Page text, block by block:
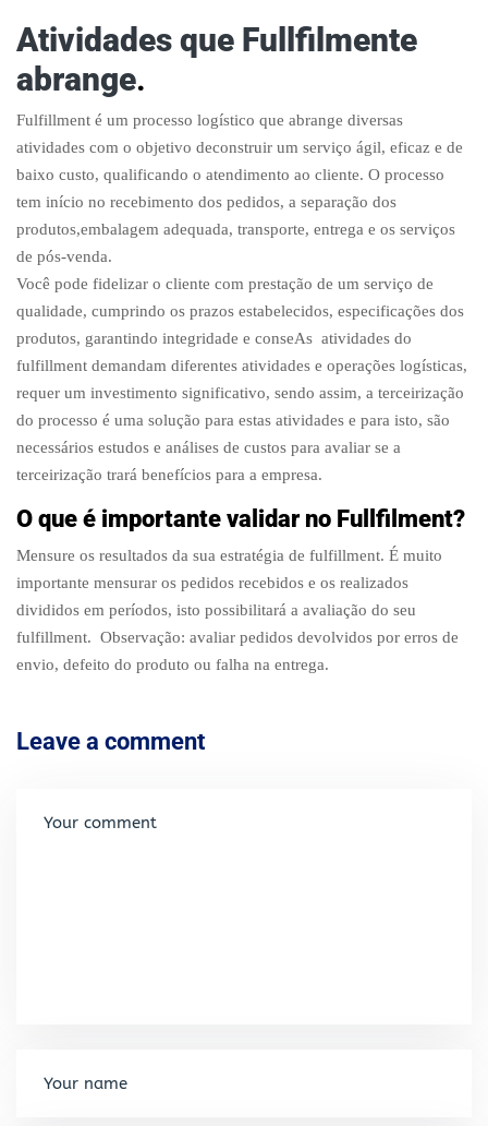
Atividades que Fullfilmente
abrange.
Fulfillment é um processo logístico que abrange diversas
atividades com o objetivo deconstruir um serviço ágil, eficaz e de
baixo custo, qualificando o atendimento ao cliente. O processo
tem início no recebimento dos pedidos, a separação dos
produtos,embalagem adequada, transporte, entrega e os serviços
de pós-venda.
Você pode fidelizar o cliente com prestação de um serviço de
qualidade, cumprindo os prazos estabelecidos, especificações dos
produtos, garantindo integridade e conseAs atividades do
fulfillment demandam diferentes atividades e operações logísticas,
requer um investimento significativo, sendo assim, a terceirização
do processo é uma solução para estas atividades e para isto, são
necessários estudos e análises de custos para avaliar se a
terceirização trará benefícios para a empresa.
O que é importante validar no Fullfilment?
Mensure os resultados da sua estratégia de fulfillment. É muito
importante mensurar os pedidos recebidos e os realizados
divididos em períodos, isto possibilitará a avaliação do seu
fulfillment. Observação: avaliar pedidos devolvidos por erros de
envio, defeito do produto ou falha na entrega.
Leave a comment